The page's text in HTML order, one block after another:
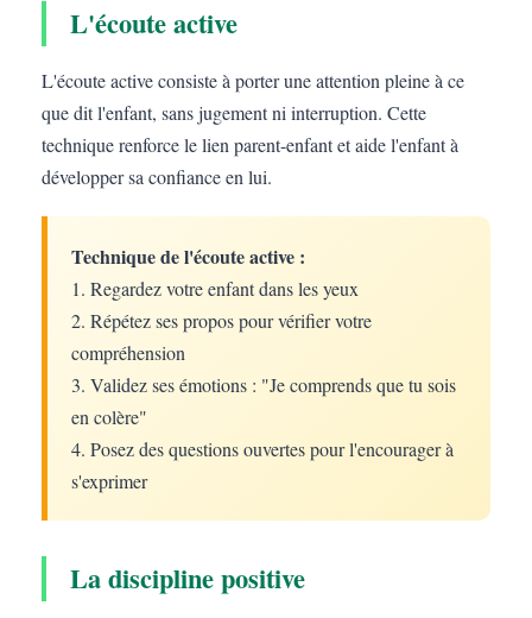
L'écoute active
L'écoute active consiste à porter une attention pleine à ce
que dit l'enfant, sans jugement ni interruption. Cette
technique renforce le lien parent-enfant et aide l'enfant à
développer sa confiance en lui.
Technique de l'écoute active :
1. Regardez votre enfant dans les yeux
2. Répétez ses propos pour vérifier votre
compréhension
3. Validez ses émotions : "Je comprends que tu sois
en colère"
4. Posez des questions ouvertes pour l'encourager à
s'exprimer
La discipline positive